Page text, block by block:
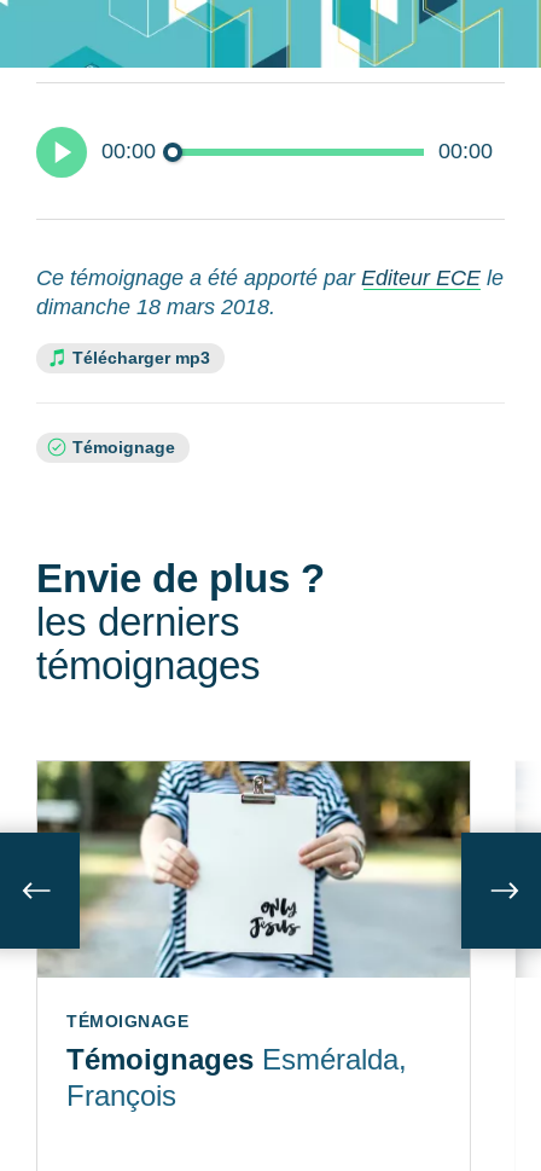
00:00 00:00
Ce témoignage a été apporté par Editeur ECE le
dimanche 18 mars 2018.
Télécharger mp3
SujetsTémoignage
Envie de plus ?
les derniers
témoignages
TYPE:
TÉMOIGNAGE
Témoignages Esméralda,
François
Suivant